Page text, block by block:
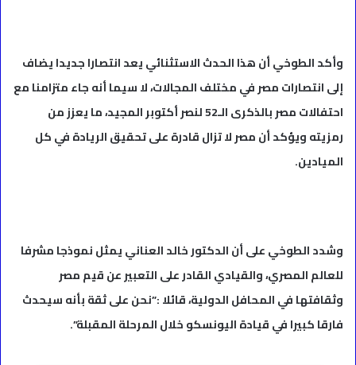
وأكد الطوخي أن هذا الحدث الاستثنائي يعد انتصارا جديدا يضاف
إلى انتصارات مصر في مختلف المجالات، لا سيما أنه جاء متزامنا مع
احتفالات مصر بالذكرى الـ52 لنصر أكتوبر المجيد، ما يعزز من
رمزيته ويؤكد أن مصر لا تزال قادرة على تحقيق الريادة في كل
الميادين.
وشدد الطوخي على أن الدكتور خالد العناني يمثل نموذجا مشرفا
للعالم المصري، والقيادي القادر على التعبير عن قيم مصر
وثقافتها في المحافل الدولية، قائلا :”نحن على ثقة بأنه سيحدث
فارقا كبيرا في قيادة اليونسكو خلال المرحلة المقبلة”.